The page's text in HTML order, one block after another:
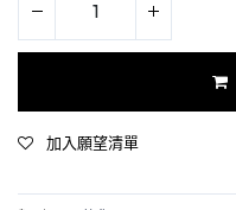
加入願望清單